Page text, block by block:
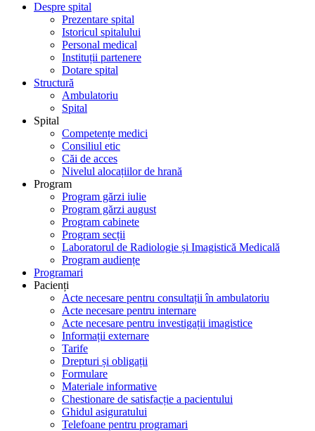
Despre spital
Prezentare spital
Istoricul spitalului
Personal medical
Instituții partenere
Dotare spital
Structură
Ambulatoriu
Spital
Spital
Competențe medici
Consiliul etic
Căi de acces
Nivelul alocațiilor de hrană
Program
Program gărzi iulie
Program gărzi august
Program cabinete
Program secții
Laboratorul de Radiologie și Imagistică Medicală
Program audiențe
Programari
Pacienți
Acte necesare pentru consultații în ambulatoriu
Acte necesare pentru internare
Acte necesare pentru investigații imagistice
Informații externare
Tarife
Drepturi și obligații
Formulare
Materiale informative
Chestionare de satisfacție a pacientului
Ghidul asiguratului
Telefoane pentru programari